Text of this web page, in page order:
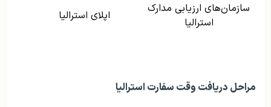
سازمان‌های ارزیابی مدارک
استرالیا
اپلای استرالیا
مراحل دریافت وقت سفارت استرالیا